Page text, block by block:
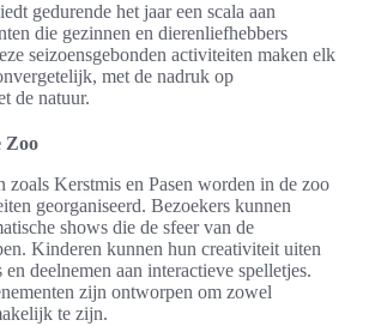
gedurende het jaar een scala aan
die gezinnen en dierenliefhebbers
seizoensgebonden activiteiten maken elk
met de nadruk op
de natuur.
Zoo
zoals Kerstmis en Pasen worden in de zoo
georganiseerd. Bezoekers kunnen
shows die de sfeer van de
Kinderen kunnen hun creativiteit uiten
deelnemen aan interactieve spelletjes.
zijn ontworpen om zowel
te zijn.